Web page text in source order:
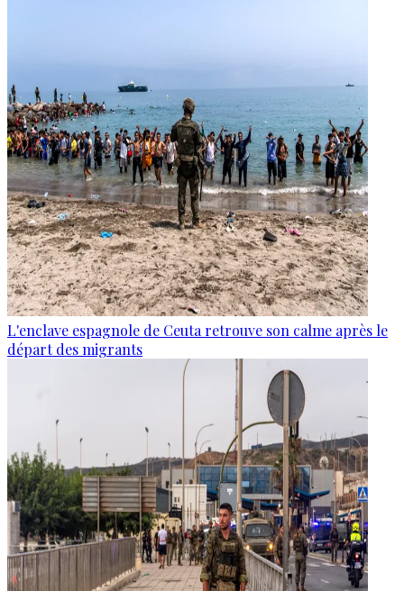
L'enclave espagnole de Ceuta retrouve son calme après le
départ des migrants